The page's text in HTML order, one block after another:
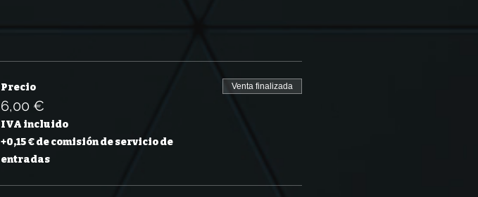
Precio
6,00 €
IVA incluido
+0,15 € de comisión de servicio de
entradas
Venta finalizada